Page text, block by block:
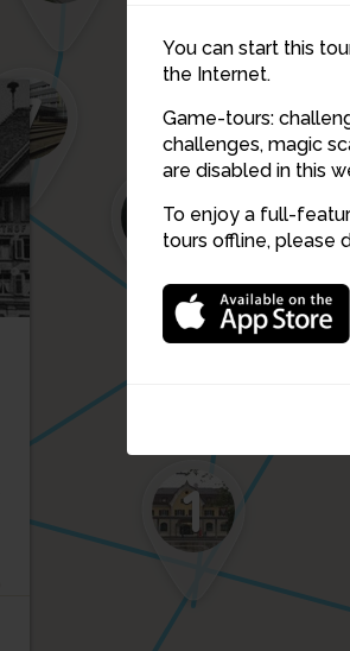
You can start this
the Internet.
Game-tours:
challenges, magic
are disabled in this
To enjoy a full-
tours offline, please
16
7
6
5
4
3
2
1